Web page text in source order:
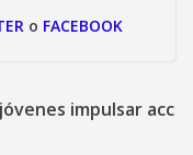
o FACEBOOK
impulsar acc